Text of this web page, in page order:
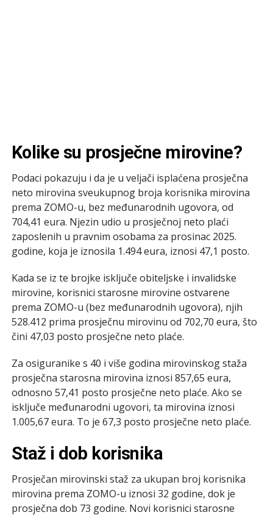
Kolike su prosječne mirovine?
Podaci pokazuju i da je u veljači isplaćena prosječna
neto mirovina sveukupnog broja korisnika mirovina
prema ZOMO-u, bez međunarodnih ugovora, od
704,41 eura. Njezin udio u prosječnoj neto plaći
zaposlenih u pravnim osobama za prosinac 2025.
godine, koja je iznosila 1.494 eura, iznosi 47,1 posto.
Kada se iz te brojke isključe obiteljske i invalidske
mirovine, korisnici starosne mirovine ostvarene
prema ZOMO-u (bez međunarodnih ugovora), njih
528.412 prima prosječnu mirovinu od 702,70 eura, što
čini 47,03 posto prosječne neto plaće.
Za osiguranike s 40 i više godina mirovinskog staža
prosječna starosna mirovina iznosi 857,65 eura,
odnosno 57,41 posto prosječne neto plaće. Ako se
isključe međunarodni ugovori, ta mirovina iznosi
1.005,67 eura. To je 67,3 posto prosječne neto plaće.
Staž i dob korisnika
Prosječan mirovinski staž za ukupan broj korisnika
mirovina prema ZOMO-u iznosi 32 godine, dok je
prosječna dob 73 godine. Novi korisnici starosne